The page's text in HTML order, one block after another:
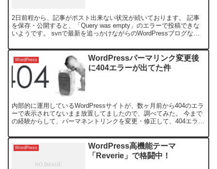
2日前程から、記事がポスト出来ない状況が続いております。 記事
を保存・公開すると、「Query was empty」のエラーで投稿できな
いようです。 svnで最新を追っかけながらのWordPressブログなの
WordPress
WordPressパーマリンク変更後
に404エラーが出てた件
内部的に運用しているWordPressサイトが、数ヶ月前から404のエラ
ーで表示されてないまま放置してましたので、調べてみた。 今まで
の経験からして、パーマネントリンクを変更・修正して、404エラー
WordPress
WordPress高機能テーマ
「Reverie」で格闘中！